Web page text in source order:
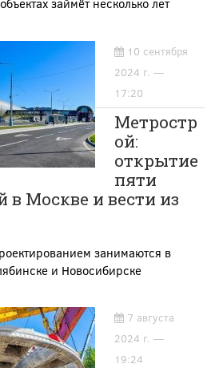
займёт несколько лет
10 сентября
2024 г. —
17:20
Метростр
ой:
открытие
пяти
в Москве и вести из
занимаются в
и Новосибирске
7 августа
2024 г. —
19:24